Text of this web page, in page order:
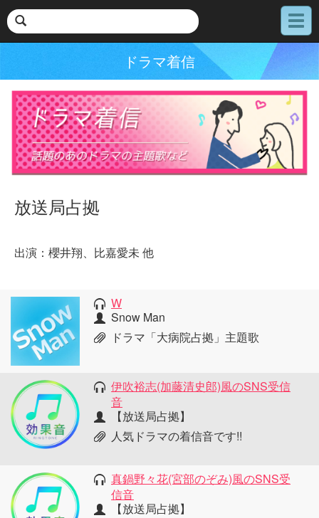
メ
ニ
ドラマ着信
放送局占拠
出演：櫻井翔、比嘉愛未 他
W
Snow Man
ドラマ「大病院占拠」主題歌
伊吹裕志(加藤清史郎)風のSNS受信
音
【放送局占拠】
人気ドラマの着信音です!!
真鍋野々花(宮部のぞみ)風のSNS受
信音
【放送局占拠】